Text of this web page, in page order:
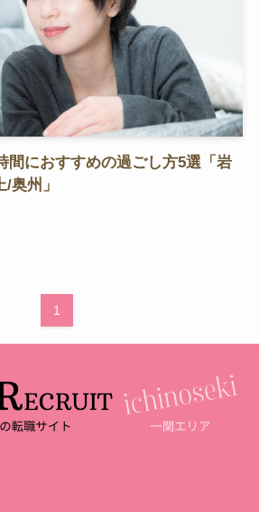
間におすすめの過ごし方5選「岩
奥州」
1